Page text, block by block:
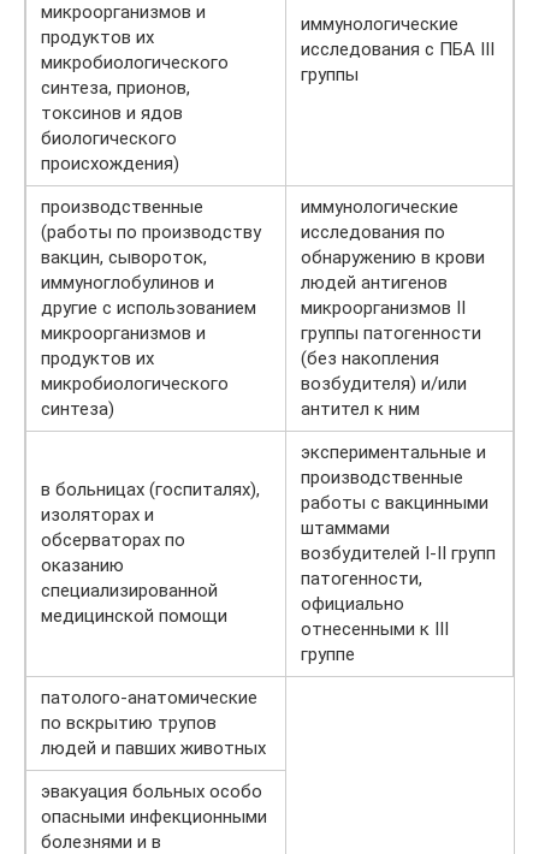
микроорганизмов и
продуктов их
микробиологического
синтеза, прионов,
токсинов и ядов
биологического
происхождения)
иммунологические
исследования с ПБА III
группы
производственные
(работы по производству
вакцин, сывороток,
иммуноглобулинов и
другие с использованием
микроорганизмов и
продуктов их
микробиологического
синтеза)
иммунологические
исследования по
обнаружению в крови
людей антигенов
микроорганизмов II
группы патогенности
(без накопления
возбудителя) и/или
антител к ним
в больницах (госпиталях),
изоляторах и
обсерваторах по
оказанию
специализированной
медицинской помощи
экспериментальные и
производственные
работы с вакцинными
штаммами
возбудителей I-II групп
патогенности,
официально
отнесенными к III
группе
патолого-анатомические
по вскрытию трупов
людей и павших животных
эвакуация больных особо
опасными инфекционными
болезнями и в